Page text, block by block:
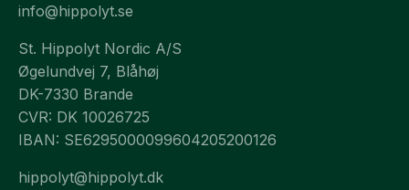
info@hippolyt.se
St. Hippolyt Nordic A/S
Øgelundvej 7, Blåhøj
DK-7330 Brande
CVR: DK 10026725
IBAN: SE6295000099604205200126
hippolyt@hippolyt.dk